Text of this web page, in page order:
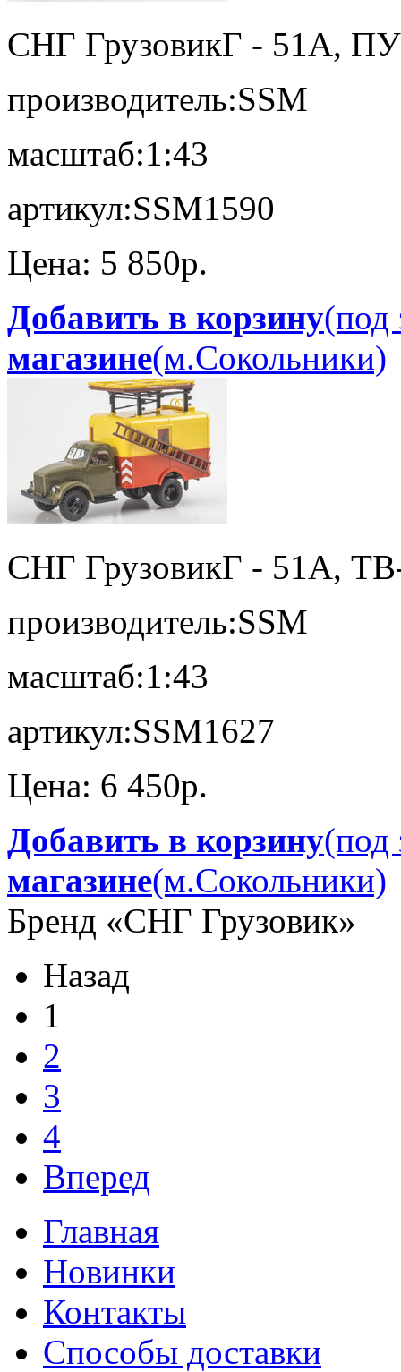
СНГ ГрузовикГ - 51А,
производитель:SSM
масштаб:1:43
артикул:SSM1590
Цена: 5 850p.
Добавить в корзину(под
магазине(м.Сокольники)
СНГ ГрузовикГ - 51А,
производитель:SSM
масштаб:1:43
артикул:SSM1627
Цена: 6 450p.
Добавить в корзину(под
магазине(м.Сокольники)
Бренд «СНГ Грузовик»
Назад
1
2
3
4
Вперед
Главная
Новинки
Контакты
Способы доставки